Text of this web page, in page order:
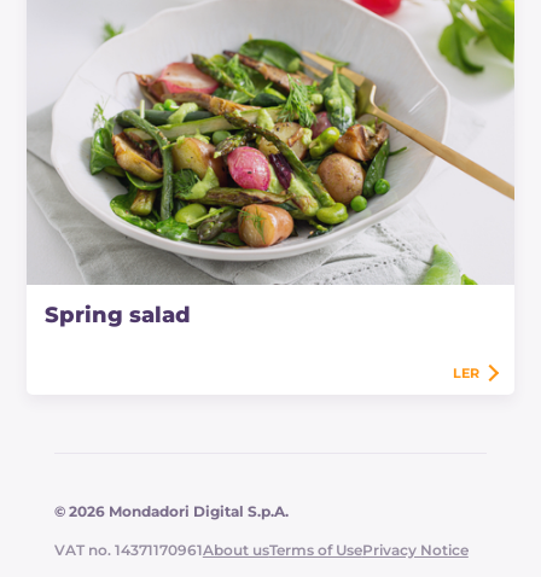
Spring salad
LER
© 2026 Mondadori Digital S.p.A.
VAT no. 14371170961About usTerms of UsePrivacy Notice